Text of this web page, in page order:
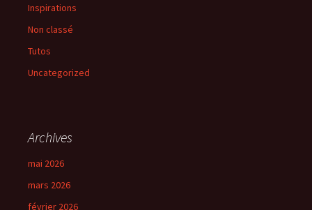
Inspirations
Non classé
Tutos
Uncategorized
Archives
mai 2026
mars 2026
février 2026